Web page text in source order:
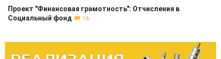
Проект "Финансовая грамотность": Отчисления в
Социальный фонд
16